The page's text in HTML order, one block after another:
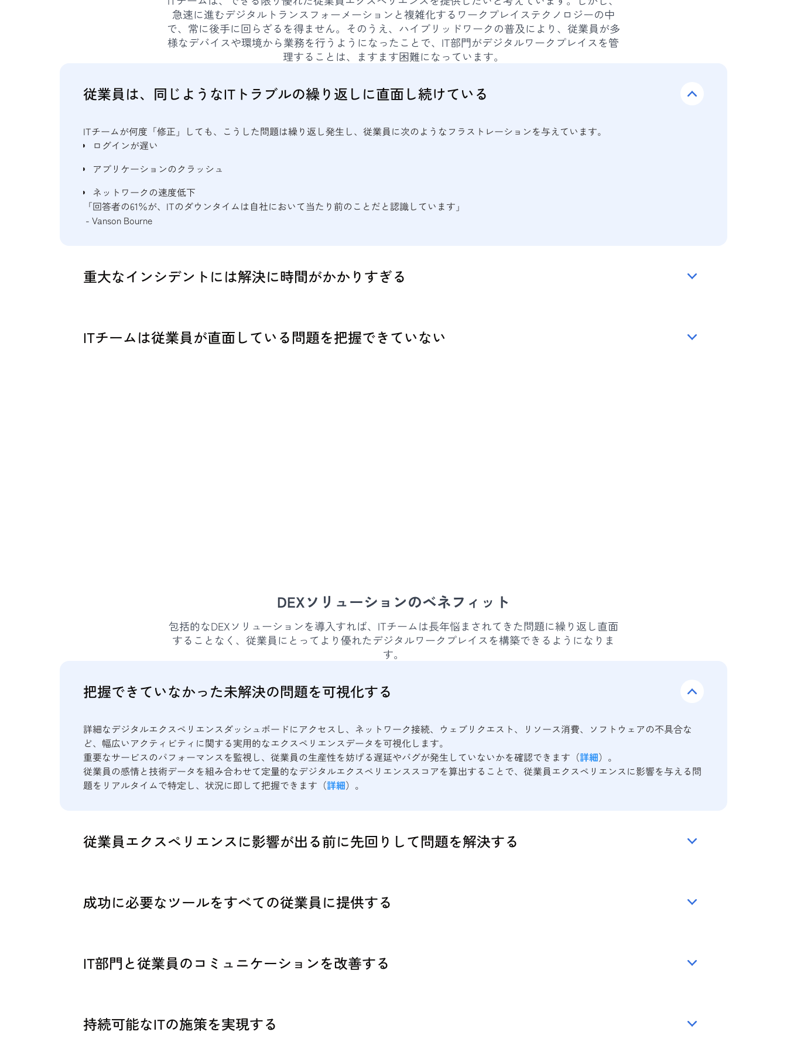
急速に進むデジタルトランスフォーメーションと複雑化するワークプレイステクノロジーの中
で、常に後手に回らざるを得ません。そのうえ、ハイブリッドワークの普及により、従業員が多
様なデバイスや環境から業務を行うようになったことで、IT部門がデジタルワークプレイスを管
理することは、ますます困難になっています。
従業員は、同じようなITトラブルの繰り返しに直面し続けている
ITチームが何度「修正」しても、こうした問題は繰り返し発生し、従業員に次のようなフラストレーションを与えています。
ログインが遅い
アプリケーションのクラッシュ
ネットワークの速度低下
「回答者の61％が、ITのダウンタイムは自社において当たり前のことだと認識しています」
- Vanson Bourne
重大なインシデントには解決に時間がかかりすぎる
ITチームは従業員が直面している問題を把握できていない
DEXソリューションのベネフィット
包括的なDEXソリューションを導入すれば、ITチームは長年悩まされてきた問題に繰り返し直面
することなく、従業員にとってより優れたデジタルワークプレイスを構築できるようになりま
す。
把握できていなかった未解決の問題を可視化する
詳細なデジタルエクスペリエンスダッシュボードにアクセスし、ネットワーク接続、ウェブリクエスト、リソース消費、ソフトウェアの不具合な
ど、幅広いアクティビティに関する実用的なエクスペリエンスデータを可視化します。
重要なサービスのパフォーマンスを監視し、従業員の生産性を妨げる遅延やバグが発生していないかを確認できます（詳細）。
従業員の感情と技術データを組み合わせて定量的なデジタルエクスペリエンススコアを算出することで、従業員エクスペリエンスに影響を与える問
題をリアルタイムで特定し、状況に即して把握できます（詳細）。
従業員エクスペリエンスに影響が出る前に先回りして問題を解決する
成功に必要なツールをすべての従業員に提供する
IT部門と従業員のコミュニケーションを改善する
持続可能なITの施策を実現する